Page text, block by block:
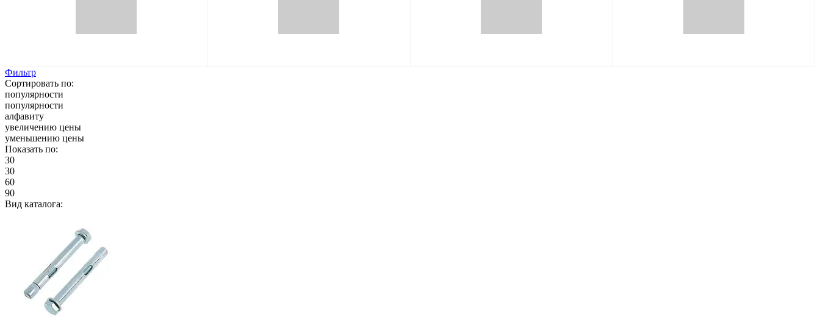
Фильтр
Сортировать по:
популярности
популярности
алфавиту
увеличению цены
уменьшению цены
Показать по:
30
30
60
90
Вид каталога: